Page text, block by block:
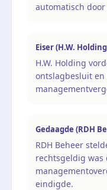
automatisch
Eiser (H.W.
H.W. Holding
ontslagbesluit
Gedaagde (RDH
RDH Beheer
rechtsgeldig was
eindigde.